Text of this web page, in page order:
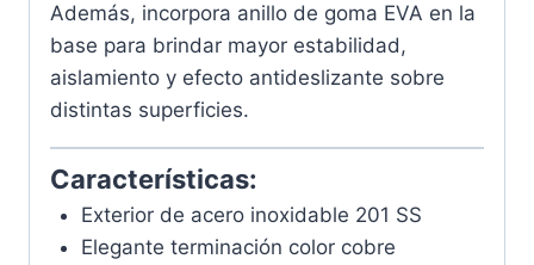
Además, incorpora anillo de goma EVA en la
base para brindar mayor estabilidad,
aislamiento y efecto antideslizante sobre
distintas superficies.
Características:
Exterior de acero inoxidable 201 SS
Elegante terminación color cobre